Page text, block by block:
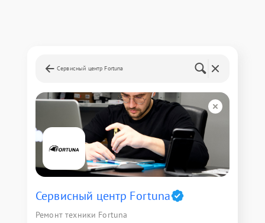
Сервисный центр Fortuna
Сервисный центр Fortuna
Ремонт техники Fortuna